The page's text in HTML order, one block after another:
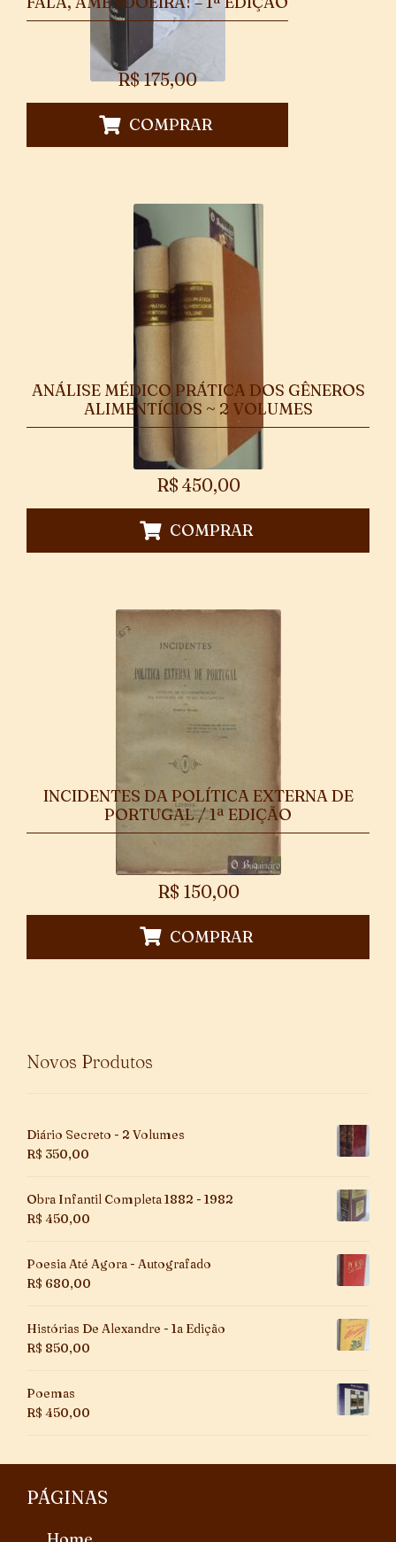
R$175,00
COMPRAR
ANÁLISE MÉDICO PRÁTICA DOS GÊNEROS
ALIMENTÍCIOS ~ 2 VOLUMES
R$ 450,00
COMPRAR
INCIDENTES DA POLÍTICA EXTERNA DE
PORTUGAL / 1ª EDIÇÃO
R$ 150,00
COMPRAR
Novos Produtos
Diário Secreto - 2 Volumes
R$ 350,00
Obra Infantil Completa 1882 - 1982
R$ 450,00
Poesia Até Agora - Autografado
R$ 680,00
Histórias De Alexandre - 1a Edição
R$ 850,00
Poemas
R$ 450,00
PÁGINAS